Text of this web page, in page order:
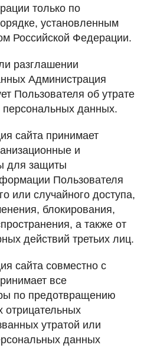
только по
установленным
Российской Федерации.
разглашении
Администрация
Пользователя об утрате
данных.
сайта принимает
и
для защиты
Пользователя
или случайного доступа,
блокирования,
а также от
действий третьих лиц.
сайта совместно с
все
по предотвращению
отрицательных
утратой или
данных